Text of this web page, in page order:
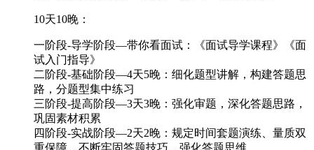
10天10晚：
一阶段-导学阶段—带你看面试：《面试导学课程》《面
试入门指导》
二阶段-基础阶段—4天5晚：细化题型讲解，构建答题思
路，分题型集中练习
三阶段-提高阶段—3天3晚：强化审题，深化答题思路，
巩固素材积累
四阶段-实战阶段—2天2晚：规定时间套题演练、量质双
重保障，不断牢固答题技巧，强化答题思维